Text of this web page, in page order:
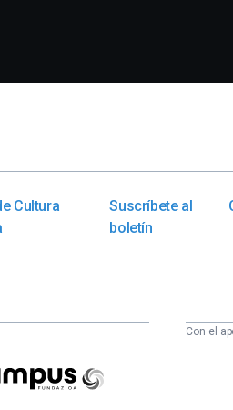
Cultura
Suscríbete al
boletín
Con el